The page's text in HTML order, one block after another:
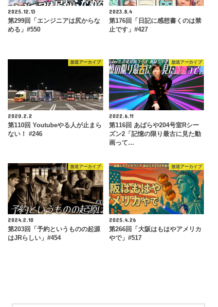
2025.12.13
第299回「エンジニアは尻からな
める」#550
2023.8.4
第176回「日記に感想書くのは禁
止です」#427
放送アーカイブ
2020.2.2
第110回 Youtubeやる人が止まら
ない！ #246
放送アーカイブ
2022.6.11
第116回 あばらや204号室Rシー
ズン2「記憶の限り最古に見た動
画って…
放送アーカイブ
2024.2.10
第203回「予約というものの起源
はJRらしい」#454
放送アーカイブ
2025.4.26
第266回「大阪はもはやアメリカ
やで」#517